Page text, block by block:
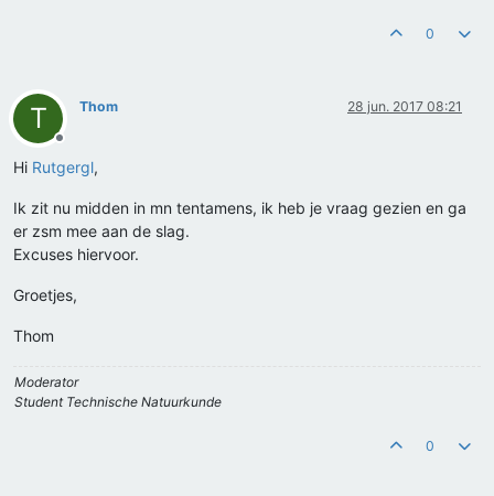
0
T
Offline
Thom 28 jun. 2017 08:21
Hi Rutgergl,
Ik zit nu midden in mn tentamens, ik heb je vraag gezien en ga
er zsm mee aan de slag.
Excuses hiervoor.
Groetjes,
Thom
Moderator
Student Technische Natuurkunde
0